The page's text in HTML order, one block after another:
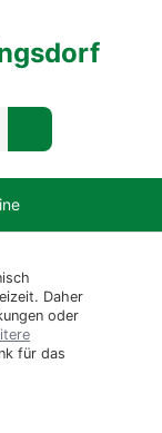
Daher
oder
für das